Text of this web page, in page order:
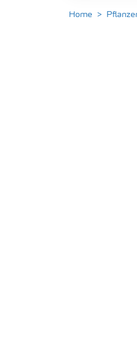
Tools &
Home